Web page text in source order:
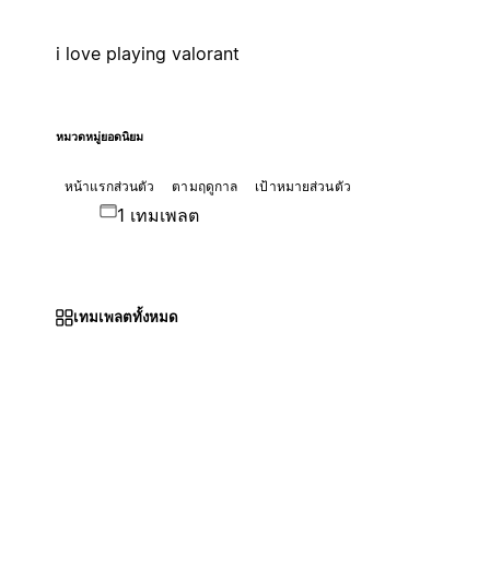
i love playing valorant
หมวดหมู่ยอดนิยม
หน้าแรกส่วนตัว ตามฤดูกาล เป้าหมายส่วนตัว
1 เทมเพลต
เทมเพลตทั้งหมด